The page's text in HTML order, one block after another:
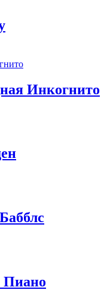
Инкогнито
Пиано